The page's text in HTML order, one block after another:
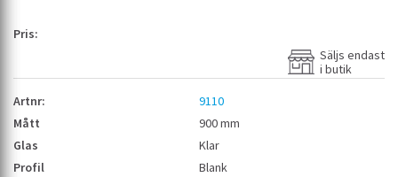
Säljs endast
i butik
9110
900 mm
Klar
Blank